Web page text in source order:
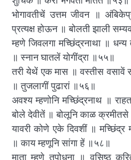
भोगावतीचें उत्तम जीवन ॥
प्रत्यक्ष होऊन ॥ बोलती झाली
म्हणे जिवलगा मच्छिंद्रनाथा ॥ धन्य
॥ स्नान घातलें योगींद्रा ॥५५॥
तरी येथें एक मास ॥ वस्तीस वसावें
॥ तुजलागीं पुढारां ॥५६॥
अवश्य म्हणोनि मच्छिंद्रनाथ ॥
बोले देवीतें ॥ बोलूनि काळ
यावरी कोणे एके दिवशीं ॥
॥ काय म्हणूनि सांगा हें ॥५८॥
माता म्हणे तपोधना ॥ वसिष्ठ